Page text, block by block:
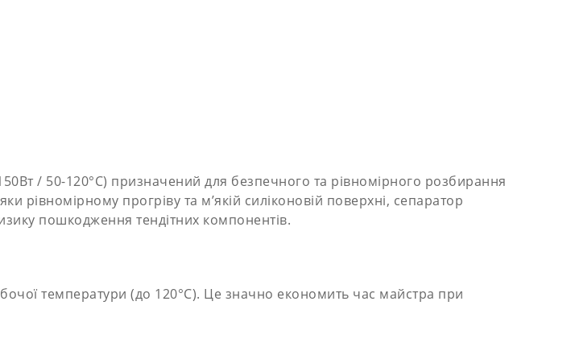
/ 50-120°C) призначений для безпечного та рівномірного розбирання
рівномірному прогріву та м’якій силіконовій поверхні, сепаратор
пошкодження тендітних компонентів.
температури (до 120°C). Це значно економить час майстра при